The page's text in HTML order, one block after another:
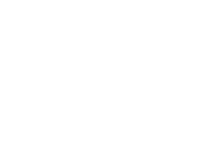
կյանք էր վարում. 2-3
չափով: Աստված Իր խոնարհ
որով սրբի համբավը
մարդկային մեծարանքից,
և գրում: